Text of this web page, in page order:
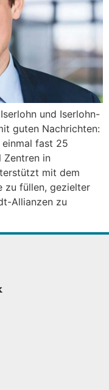
und Iserlohn-
guten Nachrichten:
fast 25
Zentren in
mit dem
zu füllen, gezielter
Allianzen zu